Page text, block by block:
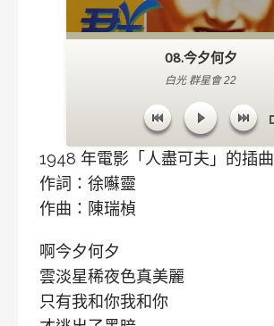
08.今夕何夕
白光 群星會 22
1948 年電影「人盡可夫」的插曲
作詞：徐囌靈
作曲：陳瑞楨
啊今夕何夕
雲淡星稀夜色真美麗
只有我和你我和你